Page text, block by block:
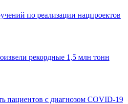
по реализации нацпроектов
рекордные 1,5 млн тонн
пациентов с диагнозом COVID-19